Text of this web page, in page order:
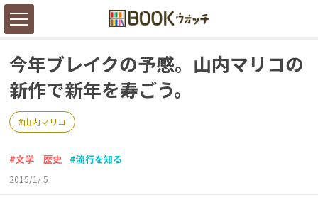
今年ブレイクの予感。山内マリコの
新作で新年を寿ごう。
山内マリコ
文学 歴史 流行を知る
2015/1/ 5